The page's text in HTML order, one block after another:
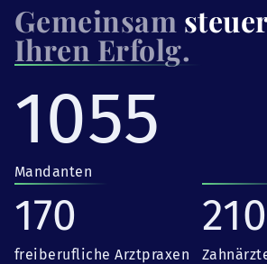
Gemeinsam
Ihren Erfolg.
1055
Mandanten
170
freiberufliche Arztpraxen
210